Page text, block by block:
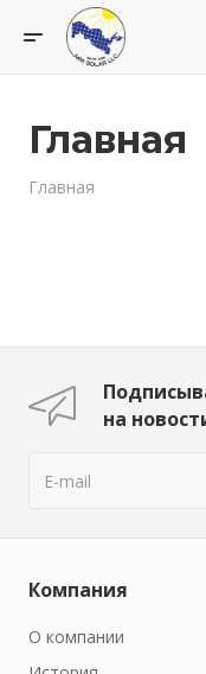
Главная
Главная
на
Компания
О компании